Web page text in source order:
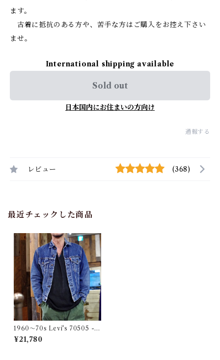
ます。
古着に抵抗のある方や、苦手な方はご購入をお控え下さい
ませ。
International shipping available
Sold out
日本国内にお住まいの方向け
通報する
レビュー (368)
最近チェックした商品
1960〜70s Levi's 70505 - 0
217 Denim Jacket Big E / リ
ーバイス デニム トラッカージ
¥21,780